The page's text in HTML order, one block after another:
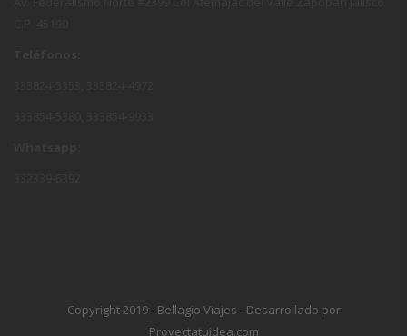
Copyright 2019 - Bellagio Viajes - Desarrollado por
Proyectatuidea.com